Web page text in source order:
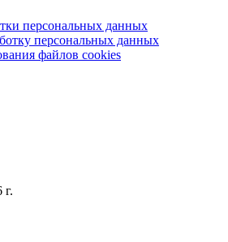
персональных данных
персональных данных
файлов cookies
г.